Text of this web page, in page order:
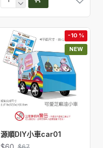
NEW
-10 %
源順DIY小車car01